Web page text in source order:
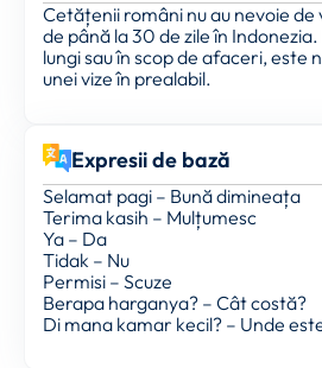
Cetățenii români nu au nevoie
de până la 30 de zile în
lungi sau în scop de afaceri, este
unei vize în prealabil.
Expresii de bază
Selamat pagi – Bună dimineața
Terima kasih – Mulțumesc
Ya – Da
Tidak – Nu
Permisi – Scuze
Berapa harganya? – Cât costă?
Di mana kamar kecil? – Unde